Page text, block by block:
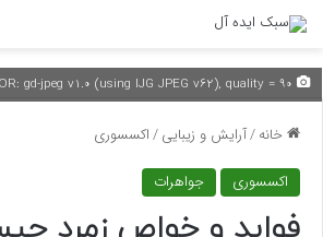
خانه/آرایش و زیبایی/اکسسوری
اکسسوری جواهرات